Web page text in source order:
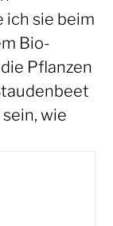
ich sie beim
Bio-
Pflanzen
wie